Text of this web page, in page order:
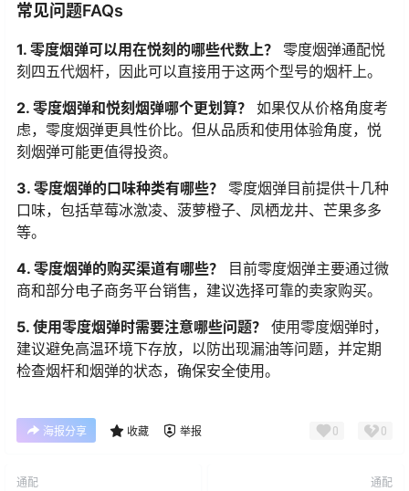
常见问题FAQs
1. 零度烟弹可以用在悦刻的哪些代数上？
零度烟弹通配悦
刻四五代烟杆，因此可以直接用于这两个型号的烟杆上。
2. 零度烟弹和悦刻烟弹哪个更划算？
如果仅从价格角度考
虑，零度烟弹更具性价比。但从品质和使用体验角度，悦
刻烟弹可能更值得投资。
3. 零度烟弹的口味种类有哪些？
零度烟弹目前提供十几种
口味，包括草莓冰激凌、菠萝橙子、凤栖龙井、芒果多多
等。
4. 零度烟弹的购买渠道有哪些？
目前零度烟弹主要通过微
商和部分电子商务平台销售，建议选择可靠的卖家购买。
5. 使用零度烟弹时需要注意哪些问题？
使用零度烟弹时，
建议避免高温环境下存放，以防出现漏油等问题，并定期
检查烟杆和烟弹的状态，确保安全使用。
海报分享 收藏 举报 0 0
通配 通配